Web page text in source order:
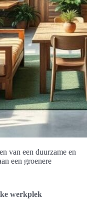
van een duurzame en
een groenere
werkplek